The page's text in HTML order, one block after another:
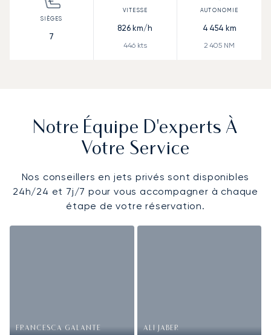
7
826 km/h
446kts
4 454 km
2 405 NM
Notre Équipe D'experts À
Votre Service
Nos conseillers en jets privés sont disponibles
24h/24 et 7j/7 pour vous accompagner à chaque
étape de votre réservation.
FRANCESCA GALANTE ALI JABER